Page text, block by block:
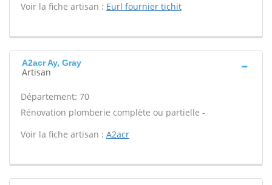
Voir la fiche artisan : Eurl fournier tichit
A2acr Ay, Gray
Artisan
Département: 70
Rénovation plomberie complète ou partielle -
Voir la fiche artisan : A2acr